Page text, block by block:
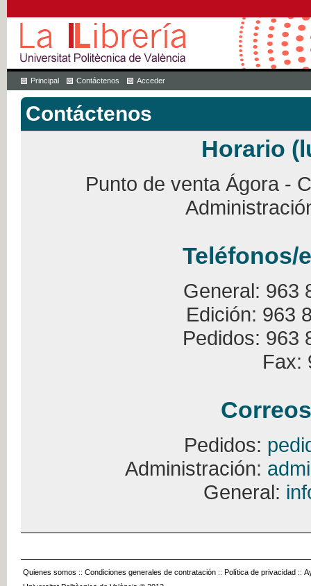
Principal Contáctenos Acceder
Contáctenos
Horario
Punto de venta Ágora -
Teléfonos/
General: 963
Edición: 963
Pedidos: 963
Fax:
Pedidos:
Administración:
General:
Quienes somos :: Condiciones generales de contratación :: Política de privacidad ::